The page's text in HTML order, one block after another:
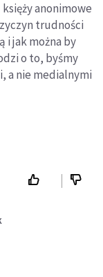
anonimowe
trudności
i jak można by
o to, byśmy
a nie medialnymi